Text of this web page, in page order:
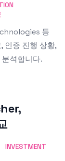
등
인증 진행 상황,
석합니다.
INVESTMENT